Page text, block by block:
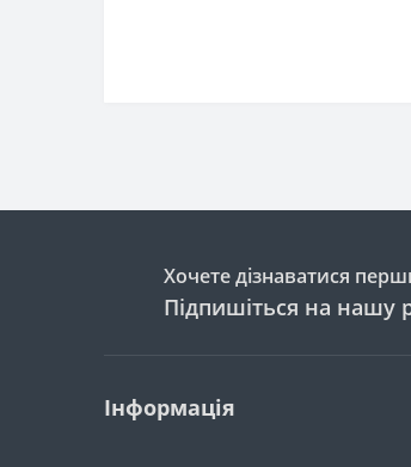
Хочете дізнаватися
Підпишіться на нашу
Інформація